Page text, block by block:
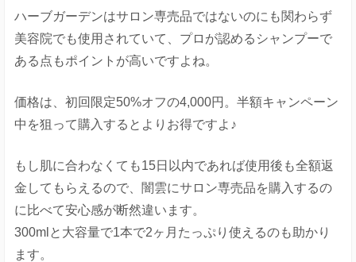
ハーブガーデンはサロン専売品ではないのにも関わらず
美容院でも使用されていて、プロが認めるシャンプーで
ある点もポイントが高いですよね。
価格は、初回限定50%オフの4,000円。半額キャンペーン
中を狙って購入するとよりお得ですよ♪
もし肌に合わなくても15日以内であれば使用後も全額返
金してもらえるので、闇雲にサロン専売品を購入するの
に比べて安心感が断然違います。
300mlと大容量で1本で2ヶ月たっぷり使えるのも助かり
ます。